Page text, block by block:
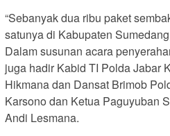
“Sebanyak dua ribu paket
satunya di Kabupaten
Dalam susunan acara
juga hadir Kabid TI Polda Jabar
Hikmana dan Dansat Brimob
Karsono dan Ketua Paguyuban
Andi Lesmana.